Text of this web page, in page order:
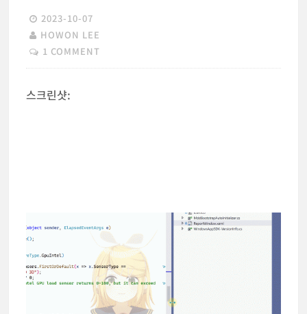
2023-10-07
HOWON LEE
1 COMMENT
스크린샷: